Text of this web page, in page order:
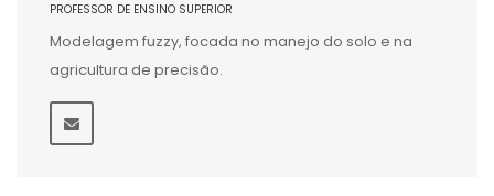
PROFESSOR DE ENSINO SUPERIOR
Modelagem fuzzy, focada no manejo do solo e na
agricultura de precisão.